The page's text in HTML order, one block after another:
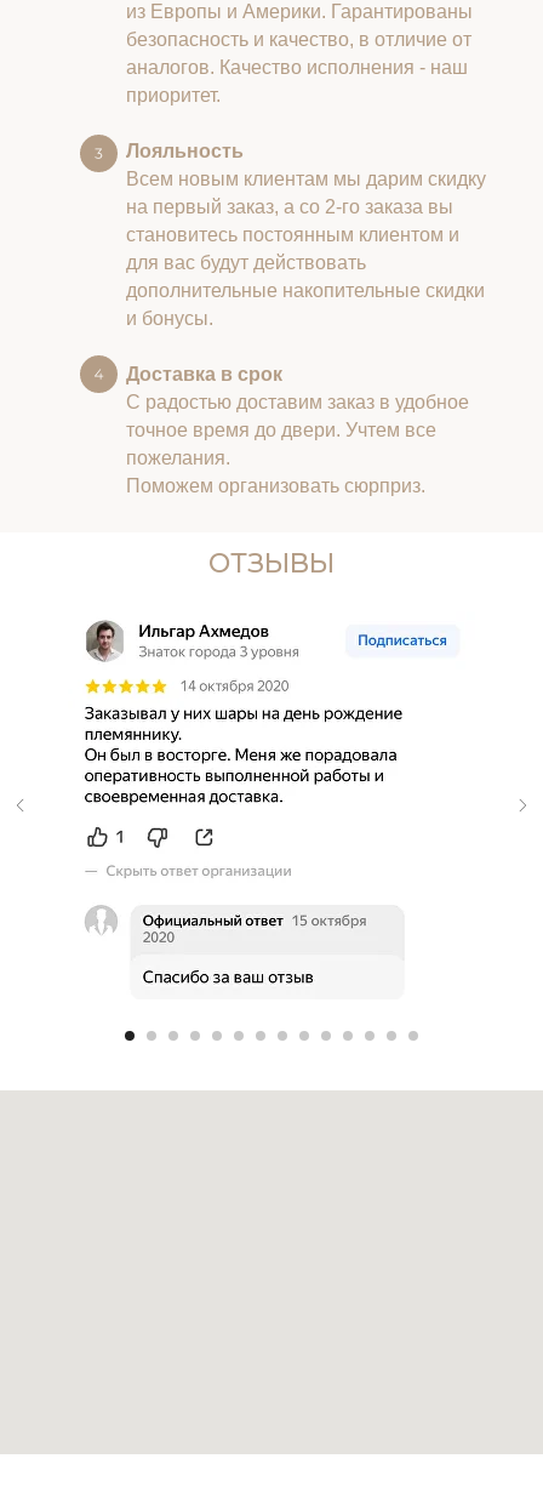
из Европы и Америки. Гарантированы
безопасность и качество, в отличие от
аналогов. Качество исполнения - наш
приоритет.
Лояльность
Всем новым клиентам мы дарим скидку
на первый заказ, а со 2-го заказа вы
становитесь постоянным клиентом и
для вас будут действовать
дополнительные накопительные скидки
и бонусы.
Доставка в срок
С радостью доставим заказ в удобное
точное время до двери. Учтем все
пожелания.
Поможем организовать сюрприз.
ОТЗЫВЫ